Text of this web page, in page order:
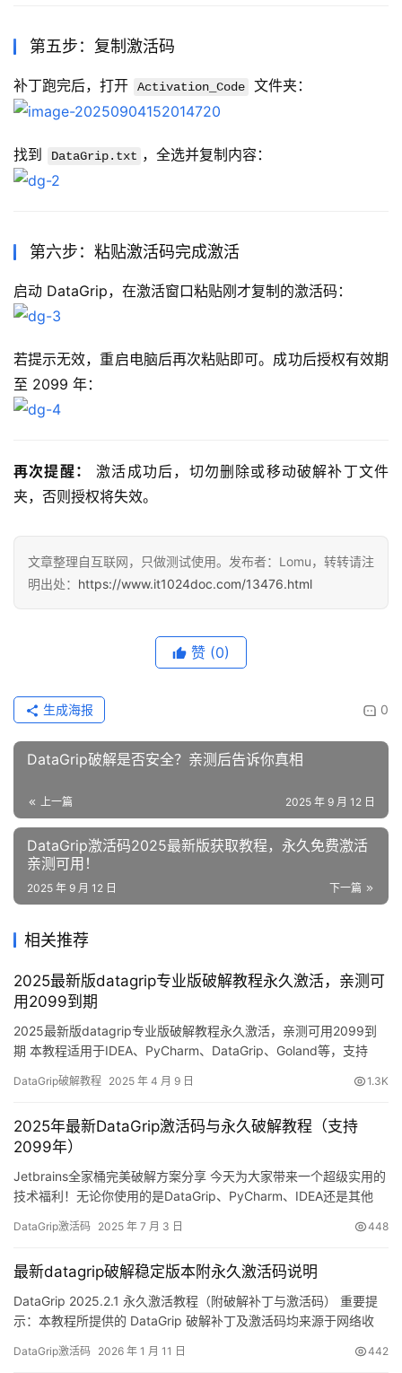
第五步：复制激活码
补丁跑完后，打开 Activation_Code 文件夹：
找到 DataGrip.txt ，全选并复制内容：
第六步：粘贴激活码完成激活
启动 DataGrip，在激活窗口粘贴刚才复制的激活码：
若提示无效，重启电脑后再次粘贴即可。成功后授权有效期
至 2099 年：
再次提醒：
激活成功后，切勿删除或移动破解补丁文件
夹，否则授权将失效。
文章整理自互联网，只做测试使用。发布者：Lomu，转转请注
明出处： https://www.it1024doc.com/13476.html
赞 (0)
0
生成海报
DataGrip破解是否安全？亲测后告诉你真相
上一篇 2025 年 9 月 12 日
DataGrip激活码2025最新版获取教程，永久免费激活
亲测可用！
下一篇
2025 年 9 月 12 日
相关推荐
2025最新版datagrip专业版破解教程永久激活，亲测可
用2099到期
2025最新版datagrip专业版破解教程永久激活，亲测可用2099到
期 本教程适用于IDEA、PyCharm、DataGrip、Goland等，支持
如下图所示，可以看到已经成功破解到 2099 年辣，舒服！ 接下
DataGrip破解教程 2025 年 4 月 9 日 1.3K
2025年最新DataGrip激活码与永久破解教程（支持
2099年）
Jetbrains全家桶完美破解方案分享 今天为大家带来一个超级实用的
技术福利！无论你使用的是DataGrip、PyCharm、IDEA还是其他
DataGrip已经成功破解到2099年了！ 下面将详细介绍如何一步步
支…
DataGrip激活码 2025 年 7 月 3 日 448
最新datagrip破解稳定版本附永久激活码说明
DataGrip 2025.2.1 永久激活教程（附破解补丁与激活码） 重要提
示：本教程所提供的 DataGrip 破解补丁及激活码均来源于网络收
题，请联系作者删除。条件允许的情况下，强烈建议购买官方正版
DataGrip激活码 2026 年 1 月 11 日 442